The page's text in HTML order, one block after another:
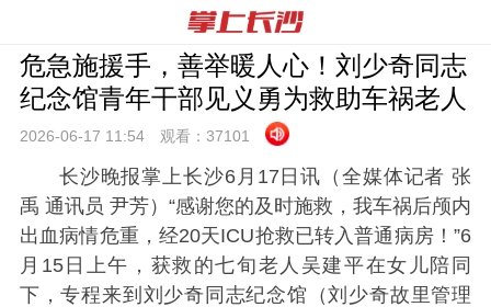
危急施援手，善举暖人心！刘少奇同志
纪念馆青年干部见义勇为救助车祸老人
2026-06-17 11:54 观看： 37101
长沙晚报掌上长沙6月17日讯（全媒体记者 张
禹 通讯员 尹芳）“感谢您的及时施救，我车祸后颅内
出血病情危重，经20天ICU抢救已转入普通病房！”6
月15日上午，获救的七旬老人吴建平在女儿陪同
下，专程来到刘少奇同志纪念馆（刘少奇故里管理